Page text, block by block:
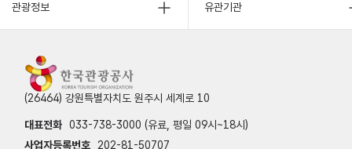
관광정보 유관기관
(26464) 강원특별자치도 원주시 세계로 10
대표전화 033-738-3000 (유료, 평일 09시~18시)
사업자등록번호
202-81-50707